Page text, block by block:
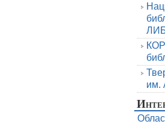
им.